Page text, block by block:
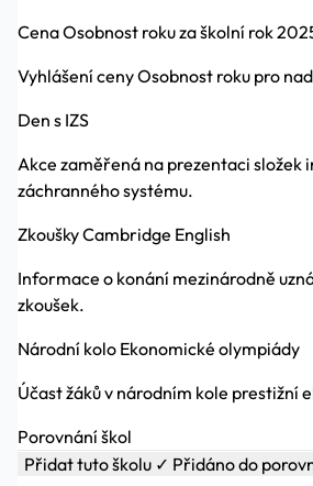
Cena Osobnost roku za školní rok
Vyhlášení ceny Osobnost roku pro
Den s IZS
Akce zaměřená na prezentaci složek
záchranného systému.
Zkoušky Cambridge English
Informace o konání mezinárodně
zkoušek.
Národní kolo Ekonomické olympiády
Účast žáků v národním kole prestižní
Porovnání škol
Přidat tuto školu ✓ Přidáno do